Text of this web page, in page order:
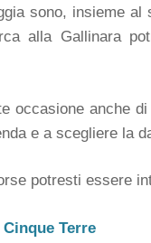
sono, insieme
alla Gallinara
occasione anche
e a scegliere la
potresti essere
Terre